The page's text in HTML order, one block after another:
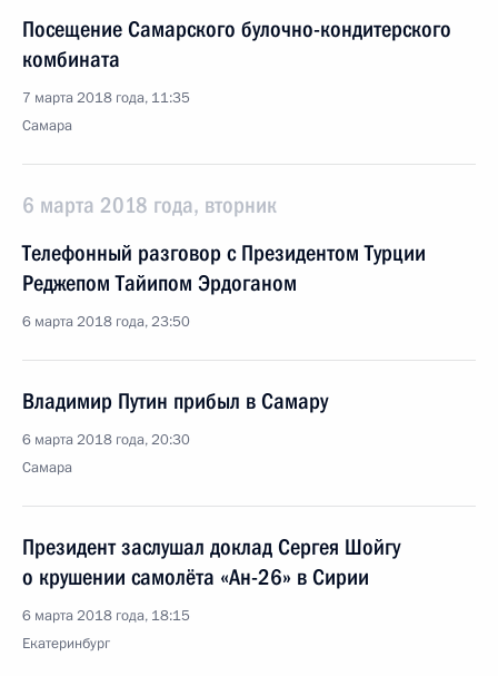
Посещение Самарского булочно-кондитерского
комбината
7 марта 2018 года, 11:35
Самара
6 марта 2018 года, вторник
Телефонный разговор с Президентом Турции
Реджепом Тайипом Эрдоганом
6 марта 2018 года, 23:50
Владимир Путин прибыл в Самару
6 марта 2018 года, 20:30
Самара
Президент заслушал доклад Сергея Шойгу
о крушении самолёта «Ан-26» в Сирии
6 марта 2018 года, 18:15
Екатеринбург